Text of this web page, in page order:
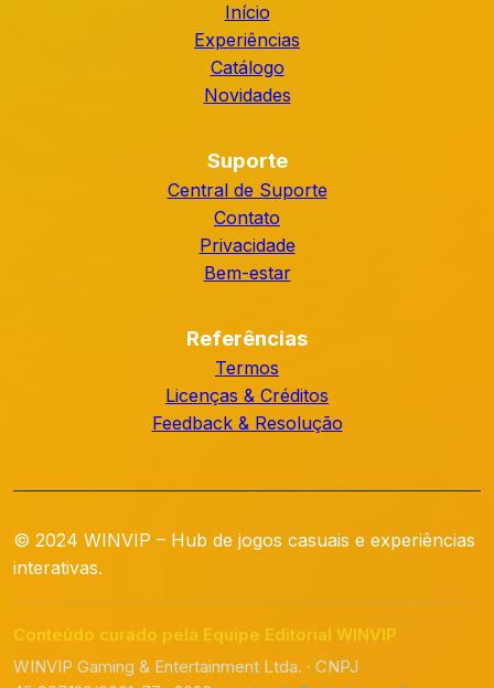
Início
Experiências
Catálogo
Novidades
Suporte
Central de Suporte
Contato
Privacidade
Bem-estar
Referências
Termos
Licenças & Créditos
Feedback & Resolução
© 2024 WINVIP – Hub de jogos casuais e experiências
interativas.
Conteúdo curado pela Equipe Editorial WINVIP
WINVIP Gaming & Entertainment Ltda. · CNPJ